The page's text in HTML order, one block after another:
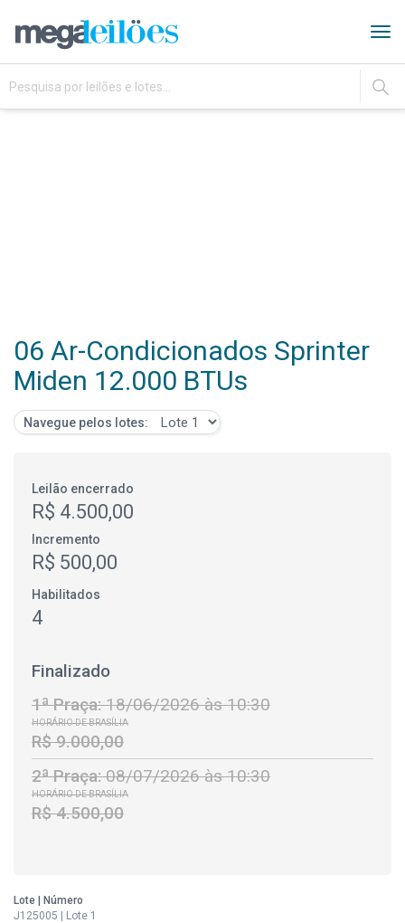
IR
06 Ar-Condicionados Sprinter
Miden 12.000 BTUs
Navegue pelos lotes:
Leilão encerrado
R$ 4.500,00
Incremento
R$ 500,00
Habilitados
4
Finalizado
1ª Praça:18/06/2026 às 10:30
HORÁRIO DE BRASÍLIA
R$ 9.000,00
2ª Praça:08/07/2026 às 10:30
HORÁRIO DE BRASÍLIA
R$ 4.500,00
Lote | Número
J125005 | Lote 1